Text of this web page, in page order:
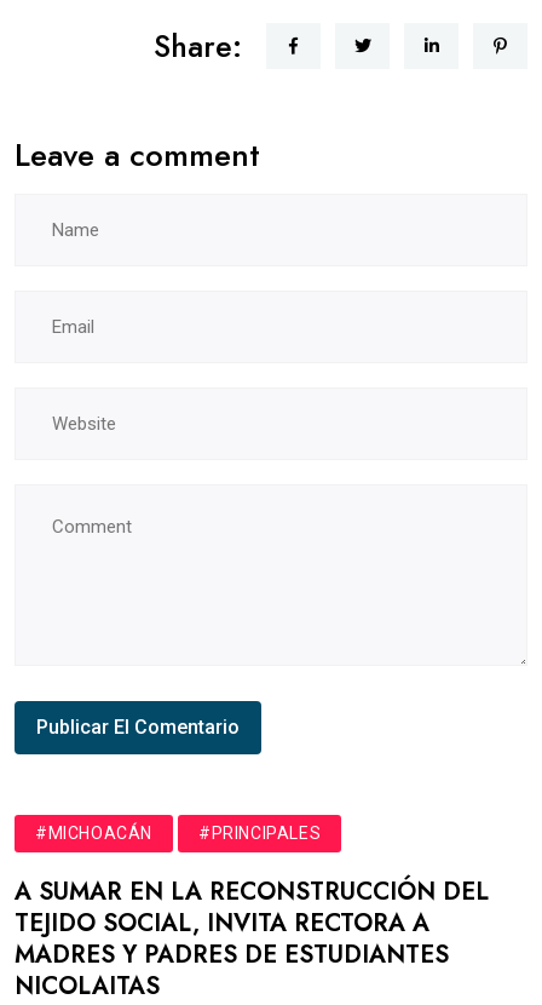
Share:
Leave a comment
#MICHOACÁN #PRINCIPALES
A SUMAR EN LA RECONSTRUCCIÓN DEL
TEJIDO SOCIAL, INVITA RECTORA A
MADRES Y PADRES DE ESTUDIANTES
NICOLAITAS